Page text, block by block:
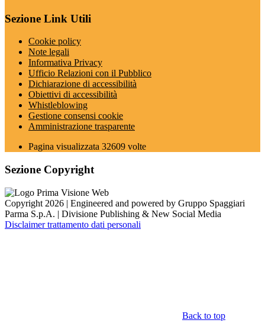
Sezione Link Utili
Cookie policy
Note legali
Informativa Privacy
Ufficio Relazioni con il Pubblico
Dichiarazione di accessibilità
Obiettivi di accessibilità
Whistleblowing
Gestione consensi cookie
Amministrazione trasparente
Pagina visualizzata 32609 volte
Sezione Copyright
Copyright 2026 | Engineered and powered by Gruppo Spaggiari
Parma S.p.A. | Divisione Publishing & New Social Media
Disclaimer trattamento dati personali
Back to top